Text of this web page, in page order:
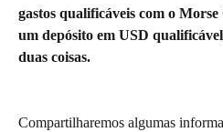
gastos qualificáveis com o
um depósito em USD
duas coisas.
Compartilharemos algumas